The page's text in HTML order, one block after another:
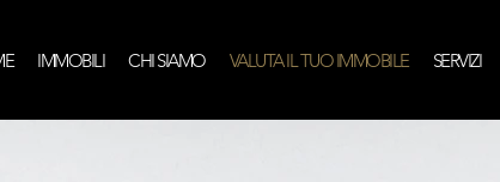
IMMOBILI CHI SIAMO VALUTA IL TUO IMMOBILE SERVIZI